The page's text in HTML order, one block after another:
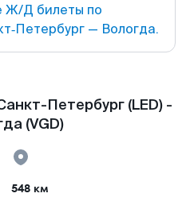
Ж/Д билеты по
— Вологда.
Петербург (LED) -
(VGD)
548 км